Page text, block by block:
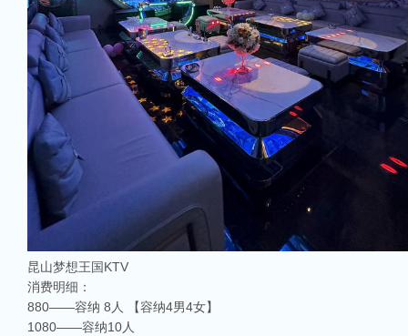
昆山梦想王国KTV
消费明细：
880——容纳 8人 【容纳4男4女】
1080——容纳10人